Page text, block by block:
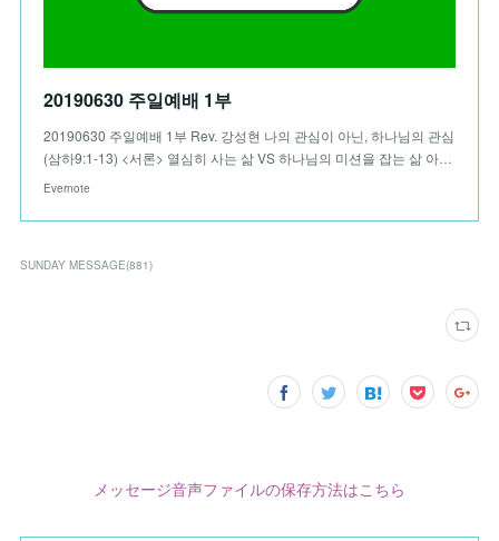
20190630 주일예배 1부
20190630 주일예배 1부 Rev. 강성현 나의 관심이 아닌, 하나님의 관심
(삼하9:1-13) <서론> 열심히 사는 삶 VS 하나님의 미션을 잡는 삶 아…
Evernote
SUNDAY MESSAGE(881)
メッセージ音声ファイルの保存方法はこちら